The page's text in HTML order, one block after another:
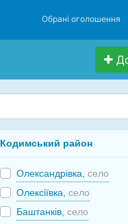
Обрані оголошення
Кодимський район
Олександрівка,село
Олексіївка,село
Баштанків,село